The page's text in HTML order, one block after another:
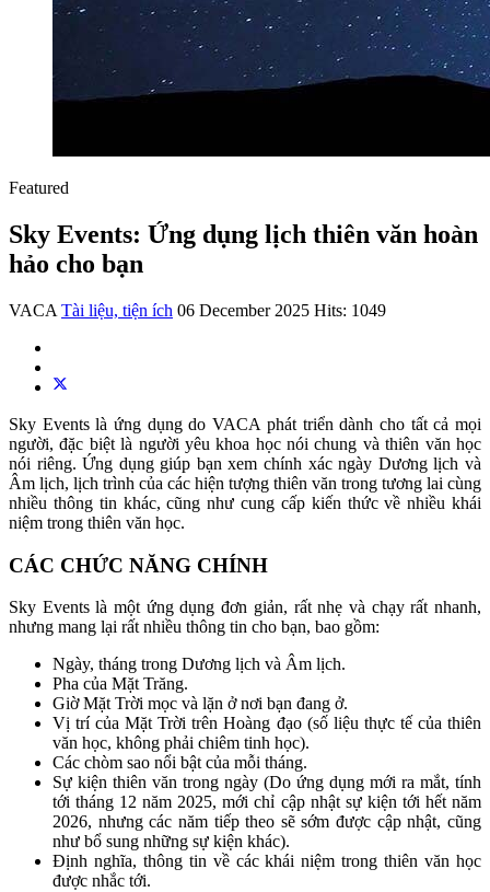
Featured
Sky Events: Ứng dụng lịch thiên văn hoàn
hảo cho bạn
VACA Tài liệu, tiện ích 06 December 2025 Hits: 1049
Sky Events là ứng dụng do VACA phát triển dành cho tất cả mọi
người, đặc biệt là người yêu khoa học nói chung và thiên văn học
nói riêng. Ứng dụng giúp bạn xem chính xác ngày Dương lịch và
Âm lịch, lịch trình của các hiện tượng thiên văn trong tương lai cùng
nhiều thông tin khác, cũng như cung cấp kiến thức về nhiều khái
niệm trong thiên văn học.
CÁC CHỨC NĂNG CHÍNH
Sky Events là một ứng dụng đơn giản, rất nhẹ và chạy rất nhanh,
nhưng mang lại rất nhiều thông tin cho bạn, bao gồm:
Ngày, tháng trong Dương lịch và Âm lịch.
Pha của Mặt Trăng.
Giờ Mặt Trời mọc và lặn ở nơi bạn đang ở.
Vị trí của Mặt Trời trên Hoàng đạo (số liệu thực tế của thiên
văn học, không phải chiêm tinh học).
Các chòm sao nổi bật của mỗi tháng.
Sự kiện thiên văn trong ngày (Do ứng dụng mới ra mắt, tính
tới tháng 12 năm 2025, mới chỉ cập nhật sự kiện tới hết năm
2026, nhưng các năm tiếp theo sẽ sớm được cập nhật, cũng
như bổ sung những sự kiện khác).
Định nghĩa, thông tin về các khái niệm trong thiên văn học
được nhắc tới.